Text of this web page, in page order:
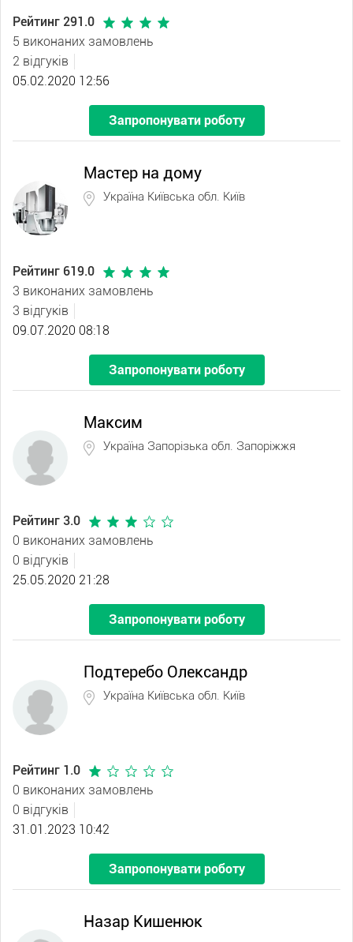
Рейтинг 291.0
5 виконаних замовлень
2 відгуків
05.02.2020 12:56
Запропонувати роботу
Мастер на дому
Україна Київська обл. Київ
Рейтинг 619.0
3 виконаних замовлень
3 відгуків
09.07.2020 08:18
Запропонувати роботу
Максим
Україна Запорізька обл. Запоріжжя
Рейтинг 3.0
0 виконаних замовлень
0 відгуків
25.05.2020 21:28
Запропонувати роботу
Подтеребо Олександр
Україна Київська обл. Київ
Рейтинг 1.0
0 виконаних замовлень
0 відгуків
31.01.2023 10:42
Запропонувати роботу
Назар Кишенюк